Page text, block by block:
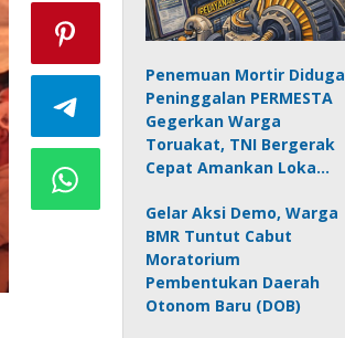
Penemuan Mortir Diduga
Peninggalan PERMESTA
Gegerkan Warga
Toruakat, TNI Bergerak
Cepat Amankan Loka…
Gelar Aksi Demo, Warga
BMR Tuntut Cabut
Moratorium
Pembentukan Daerah
Otonom Baru (DOB)